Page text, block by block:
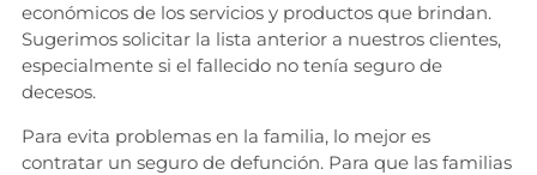
económicos de los servicios y productos que brindan.
Sugerimos solicitar la lista anterior a nuestros clientes,
especialmente si el fallecido no tenía seguro de
decesos.
Para evita problemas en la familia, lo mejor es
contratar un seguro de defunción. Para que las familias